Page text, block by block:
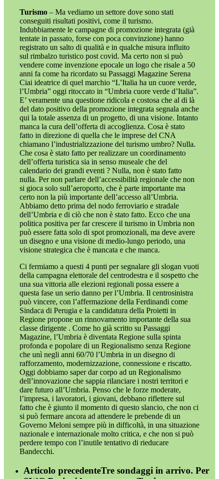
Turismo – Ma vediamo un settore dove sono stati
conseguiti risultati positivi, come il turismo.
Indubbiamente le campagne di promozione integrata (già
tentate in passato, forse con poca convinzione) hanno
registrato un salto di qualità e in qualche misura influito
sul rimbalzo turistico post covid. Ma certo non si può
vendere come invenzione epocale un logo che risale a 50
anni fa come ha ricordato su Passaggi Magazine Serena
Ciai ideatrice di quel marchio “L’Italia ha un cuore verde,
l’Umbria” oggi ritoccato in “Umbria cuore verde d’Italia”.
E’ veramente una questione ridicola e costosa che al di là
del dato positivo della promozione integrata segnala anche
qui la totale assenza di un progetto, di una visione. Intanto
manca la cura dell’offerta di accoglienza. Cosa è stato
fatto in direzione di quella che le imprese del CNA
chiamano l’industrializzazione del turismo umbro? Nulla.
Che cosa è stato fatto per realizzare un coordinamento
dell’offerta turistica sia in senso museale che del
calendario dei grandi eventi ? Nulla, non è stato fatto
nulla. Per non parlare dell’accessibilità regionale che non
si gioca solo sull’aeroporto, che è parte importante ma
certo non la più importante dell’accesso all’Umbria.
Abbiamo detto prima del nodo ferroviario e stradale
dell’Umbria e di ciò che non è stato fatto. Ecco che una
politica positiva per far crescere il turismo in Umbria non
può essere fatta solo di spot promozionali, ma deve avere
un disegno e una visione di medio-lungo periodo, una
visione strategica che è mancata e che manca.
Ci fermiamo a questi 4 punti per segnalare gli slogan vuoti
della campagna elettorale del centrodestra e il sospetto che
una sua vittoria alle elezioni regionali possa essere a
questa fase un serio danno per l’Umbria. Il centrosinistra
può vincere, con l’affermazione della Ferdinandi come
Sindaca di Perugia e la candidatura della Proietti in
Regione propone un rinnovamento importante della sua
classe dirigente . Come ho già scritto su Passaggi
Magazine, l’Umbria è diventata Regione sulla spinta
profonda e popolare di un Regionalismo senza Regione
che unì negli anni 60/70 l’Umbria in un disegno di
rafforzamento, modernizzazione, connessione e riscatto.
Oggi dobbiamo saper dar corpo ad un Regionalismo
dell’innovazione che sappia rilanciare i nostri territori e
dare futuro all’Umbria. Penso che le forze moderate,
l’impresa, i lavoratori, i giovani, debbano riflettere sul
fatto che è giunto il momento di questo slancio, che non ci
si può fermare ancora ad attendere le prebende di un
Governo Meloni sempre più in difficoltà, in una situazione
nazionale e internazionale molto critica, e che non si può
perdere tempo con l’inutile tentativo di rieducare
Bandecchi.
Articolo precedenteTre sondaggi in arrivo. Per